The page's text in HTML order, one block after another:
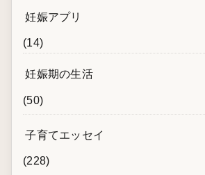
妊娠アプリ
(14)
妊娠期の生活
(50)
子育てエッセイ
(228)